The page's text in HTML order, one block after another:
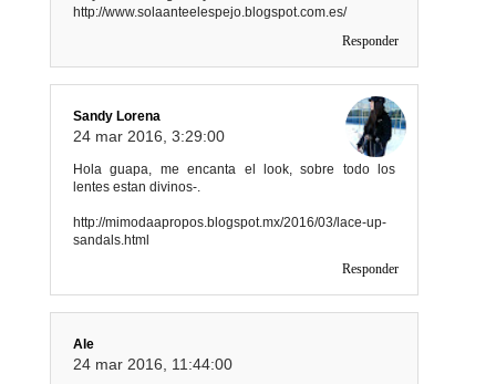
http://www.solaanteelespejo.blogspot.com.es/
Responder
Sandy Lorena
24 mar 2016, 3:29:00
Hola guapa, me encanta el look, sobre todo los
lentes estan divinos-.
http://mimodaapropos.blogspot.mx/2016/03/lace-up-
sandals.html
Responder
Ale
24 mar 2016, 11:44:00